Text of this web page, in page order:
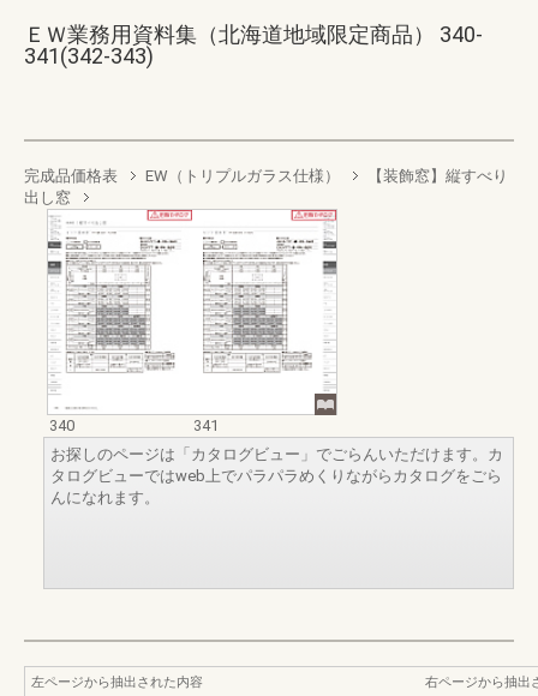
ＥＷ業務用資料集（北海道地域限定商品） 340-
341(342-343)
完成品価格表 EW（トリプルガラス仕様）
【装飾窓】縦すべり
出し窓
340
341
お探しのページは「カタログビュー」でごらんいただけます。カ
タログビューではweb上でパラパラめくりながらカタログをごら
んになれます。
左ページから抽出された内容
右ページから抽出